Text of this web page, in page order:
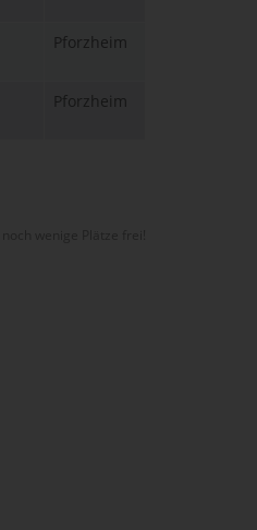
Pforzheim
Pforzheim